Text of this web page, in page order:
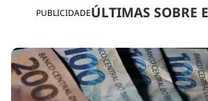
PUBLICIDADEÚLTIMAS SOBRE